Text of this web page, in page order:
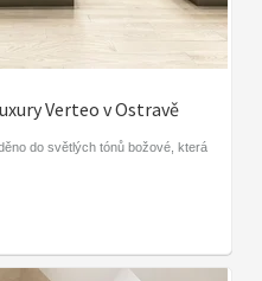
Verteo v Ostravě
do světlých tónů božové, která